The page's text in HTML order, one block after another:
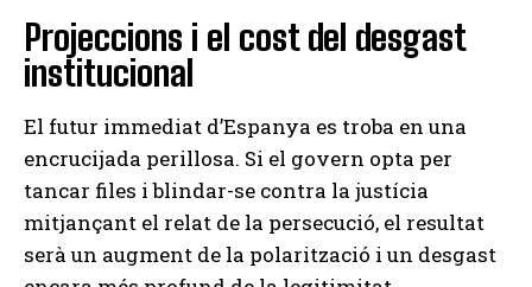
Projeccions i el cost del desgast
institucional
El futur immediat d’Espanya es troba en una
encrucijada perillosa. Si el govern opta per
tancar files i blindar-se contra la justícia
mitjançant el relat de la persecució, el resultat
serà un augment de la polarització i un desgast